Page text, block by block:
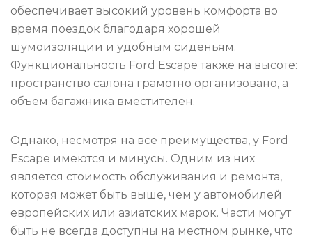
обеспечивает высокий уровень комфорта во
время поездок благодаря хорошей
шумоизоляции и удобным сиденьям.
Функциональность Ford Escape также на высоте:
пространство салона грамотно организовано, а
объем багажника вместителен.
Однако, несмотря на все преимущества, у Ford
Escape имеются и минусы. Одним из них
является стоимость обслуживания и ремонта,
которая может быть выше, чем у автомобилей
европейских или азиатских марок. Части могут
быть не всегда доступны на местном рынке, что